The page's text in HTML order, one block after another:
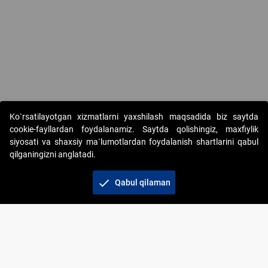
Copyright © 2017-2026. "Elektron onlayn-auksionlarni
tashkil etish" AJ. Barcha huquqlar himoyalangan
Ko`rsatilayotgan xizmatlarni yaxshilash maqsadida biz saytda
cookie-fayllardan foydalanamiz. Saytda qolishingiz, maxfiylik
siyosati va shaxsiy ma`lumotlardan foydalanish shartlarini qabul
qilganingizni anglatadi.
check Qabul qilaman